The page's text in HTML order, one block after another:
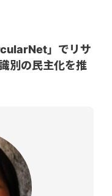
」でリサ
別の民主化を推